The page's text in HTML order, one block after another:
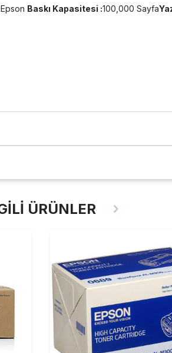
Epson Baskı Kapasitesi :100,000 Sayfa
ÜRÜNLER